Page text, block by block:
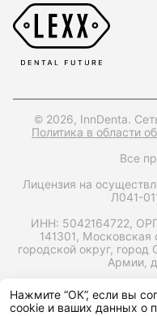
© 2026, InnDenta.
Политика в области
Все
Лицензия на
Л041-
ИНН: 5042164722,
141301, Московская
городской округ,
Армии,
Запрос
Нажмите “ОК”, если вы
cookie и ваших данных о